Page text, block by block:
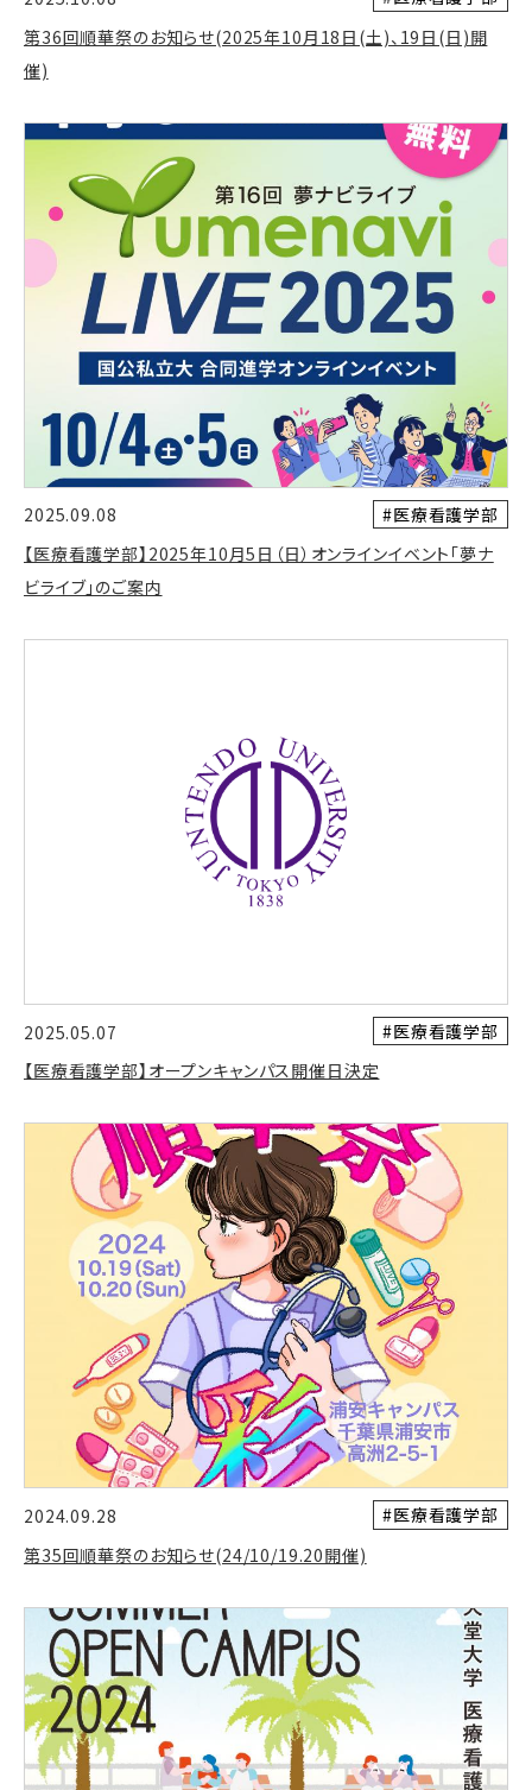
第36回順華祭のお知らせ(2025年10月18日(土)、19日(日)開
催)
2025.09.08
#医療看護学部
【医療看護学部】2025年10月5日（日）オンラインイベント「夢ナ
ビライブ」のご案内
2025.05.07
#医療看護学部
【医療看護学部】オープンキャンパス開催日決定
2024.09.28
#医療看護学部
第35回順華祭のお知らせ(24/10/19.20開催)